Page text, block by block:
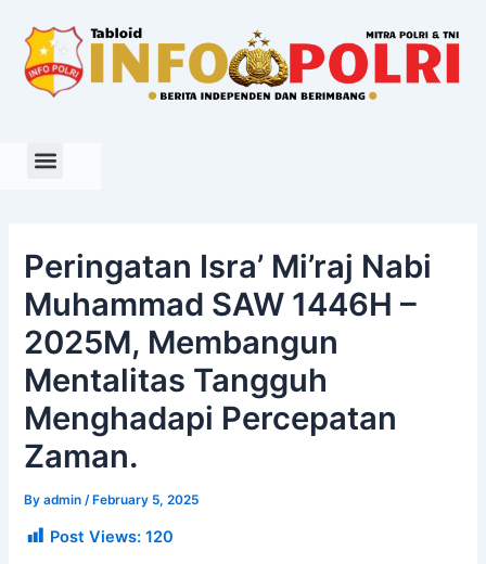
content
Peringatan Isra’ Mi’raj Nabi
Muhammad SAW 1446H –
2025M, Membangun
Mentalitas Tangguh
Menghadapi Percepatan
Zaman.
Byadmin/ February 5, 2025
Post Views: 120